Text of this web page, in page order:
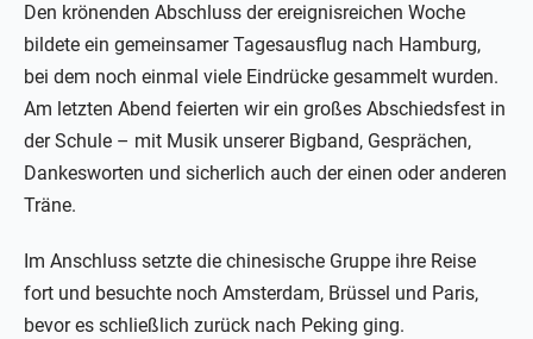
Den krönenden Abschluss der ereignisreichen Woche
bildete ein gemeinsamer Tagesausflug nach Hamburg,
bei dem noch einmal viele Eindrücke gesammelt wurden.
Am letzten Abend feierten wir ein großes Abschiedsfest in
der Schule – mit Musik unserer Bigband, Gesprächen,
Dankesworten und sicherlich auch der einen oder anderen
Träne.
Im Anschluss setzte die chinesische Gruppe ihre Reise
fort und besuchte noch Amsterdam, Brüssel und Paris,
bevor es schließlich zurück nach Peking ging.